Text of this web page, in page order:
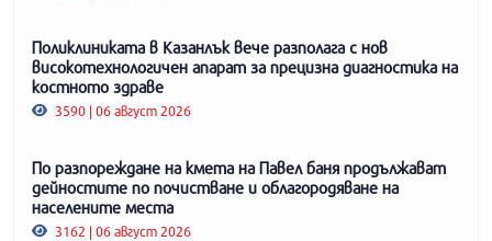
Поликлиниката в Казанлък вече разполага с нов
високотехнологичен апарат за прецизна диагностика на
костното здраве
3590 | 06 август 2026
По разпореждане на кмета на Павел баня продължават
дейностите по почистване и облагородяване на
населените места
3162 | 06 август 2026